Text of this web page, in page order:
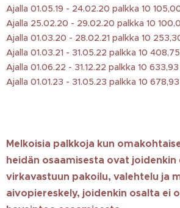
Ajalla 01.05.19 - 24.02.20 palkka 10
Ajalla 25.02.20 - 29.02.20 palkka 10
Ajalla 01.03.20 - 28.02.21 palkka 10
Ajalla 01.03.21 - 31.05.22 palkka 10
Ajalla 01.06.22 - 31.12.22 palkka 10
Ajalla 01.01.23 - 31.05.23 palkka 10
Melkoisia palkkoja kun
heidän osaamisesta ovat joidenkin
virkavastuun pakoilu, valehtelu ja
aivopiereskely, joidenkin osalta ei